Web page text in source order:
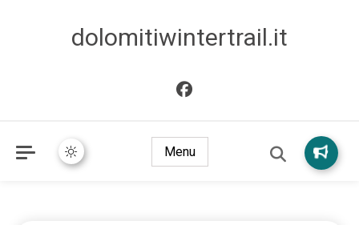
dolomitiwintertrail.it
Menu